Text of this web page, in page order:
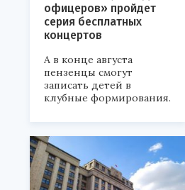
офицеров» пройдет
серия бесплатных
концертов
А в конце августа
пензенцы смогут
записать детей в
клубные формирования.